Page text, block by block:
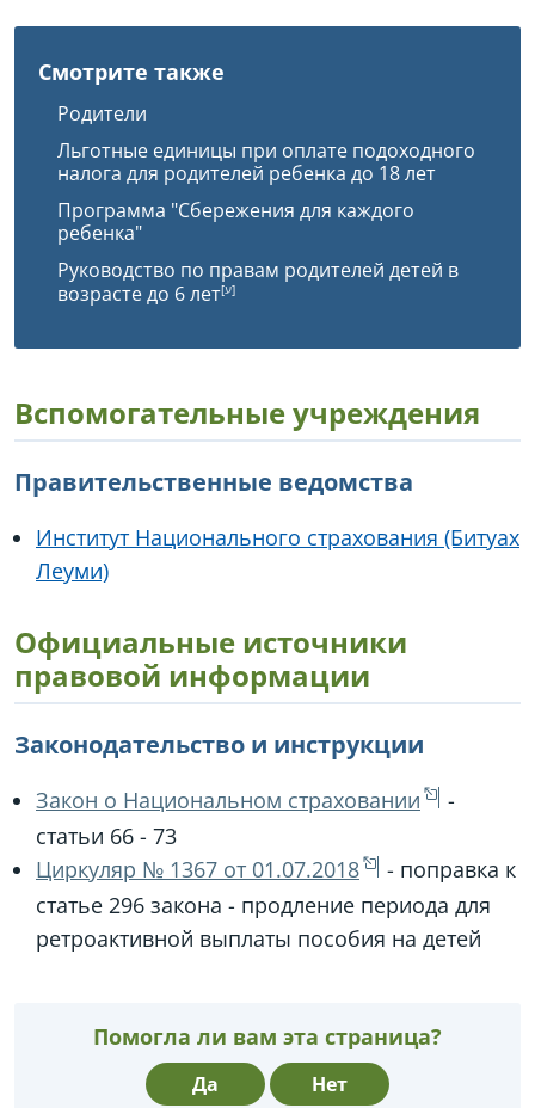
Смотрите также
Родители
Льготные единицы при оплате подоходного
налога для родителей ребенка до 18 лет
Программа "Сбережения для каждого
ребенка"
Руководство по правам родителей детей в
возрасте до 6 лет
Вспомогательные учреждения
Правительственные ведомства
Институт Национального страхования (Битуах
Леуми)
Официальные источники
правовой информации
Законодательство и инструкции
Закон о Национальном страховании
-
статьи 66 - 73
Циркуляр № 1367 от 01.07.2018
- поправка к
статье 296 закона - продление периода для
ретроактивной выплаты пособия на детей
Помогла ли вам эта страница?
Да Нет